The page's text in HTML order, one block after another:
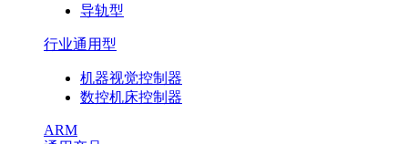
导轨型
行业通用型
机器视觉控制器
数控机床控制器
ARM